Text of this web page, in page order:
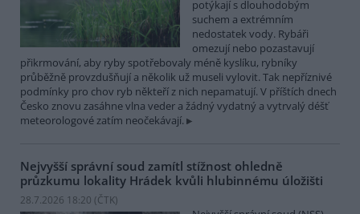
potýkají s dlouhodobým
suchem a extrémním
nedostatek vody. Rybáři
omezují nebo pozastavují
přikrmování, aby ryby spotřebovaly méně kyslíku, rybníky
průběžně provzdušňují a několik už museli vylovit. Tak nepříznivé
podmínky pro chov ryb někteří z nich nepamatují. V příštích dnech
Česko znovu zasáhne vlna veder a žádný vydatný a vytrvalý déšť
meteorologové zatím neočekávají.
Nejvyšší správní soud zamítl stížnost ohledně
průzkumu lokality Hrádek kvůli hlubinnému úložišti
28.7.2026 18:20 (ČTK)